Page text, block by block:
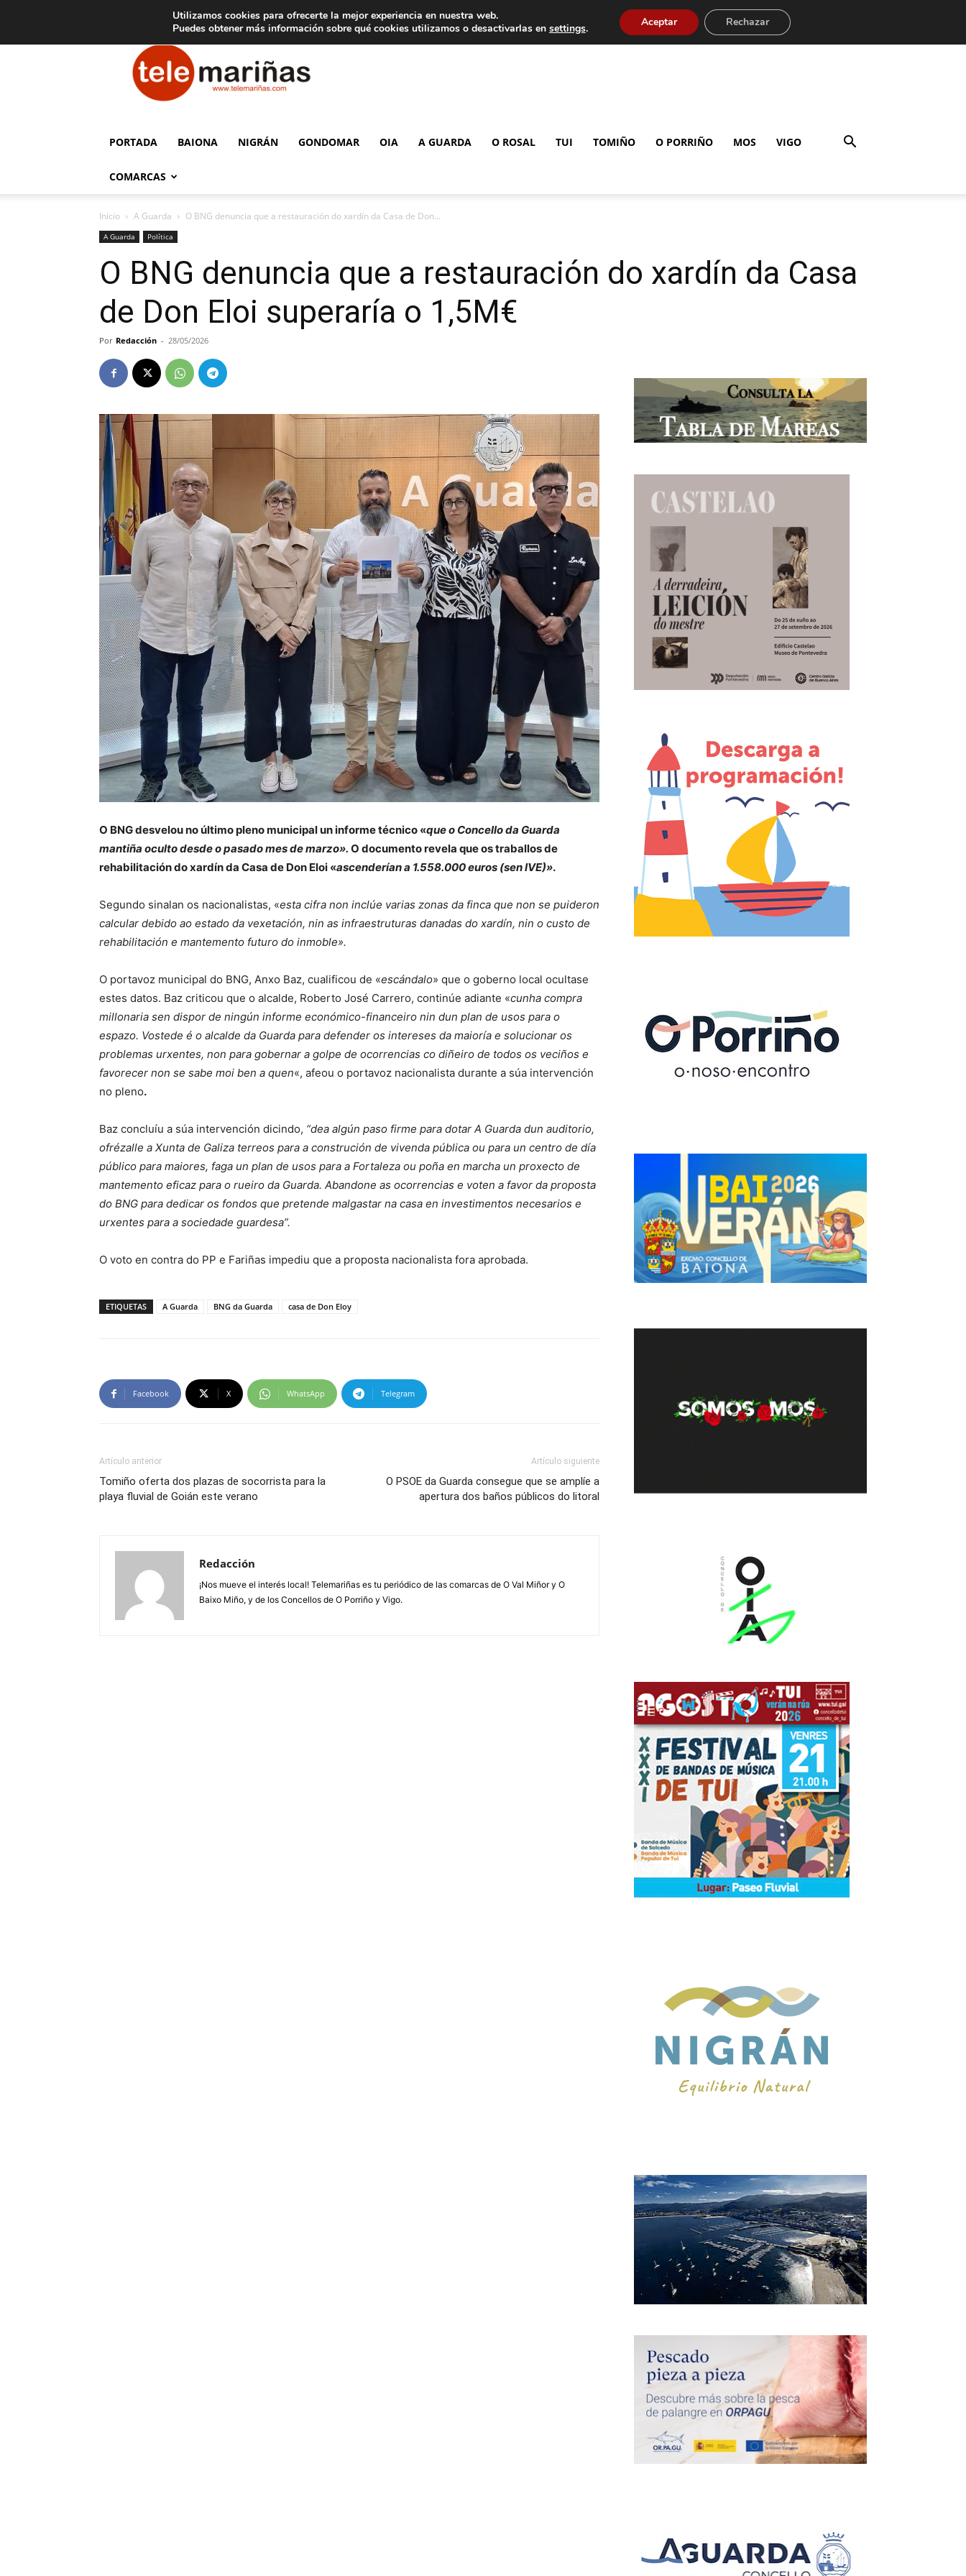
Aviso legal Tarifas de publicidad
Telemariñas
PORTADA BAIONA NIGRÁN GONDOMAR OIA A GUARDA O ROSAL TUI TOMIÑO O PORRIÑO MOS VIGO
COMARCAS
Inicio A Guarda O BNG denuncia que a restauración do xardín da Casa de Don...
A Guarda Política
O BNG denuncia que a restauración do xardín da Casa
de Don Eloi superaría o 1,5M€
Por Redacción - 28/05/2026
O BNG desvelou no último pleno municipal un informe técnico «que o Concello da Guarda
mantiña oculto desde o pasado mes de marzo». O documento revela que os traballos de
rehabilitación do xardín da Casa de Don Eloi «ascenderían a 1.558.000 euros (sen IVE)».
Segundo sinalan os nacionalistas, «esta cifra non inclúe varias zonas da finca que non se puideron
calcular debido ao estado da vexetación, nin as infraestruturas danadas do xardín, nin o custo de
rehabilitación e mantemento futuro do inmoble».
O portavoz municipal do BNG, Anxo Baz, cualificou de «escándalo» que o goberno local ocultase
estes datos. Baz criticou que o alcalde, Roberto José Carrero, continúe adiante «cunha compra
millonaria sen dispor de ningún informe económico-financeiro nin dun plan de usos para o
espazo. Vostede é o alcalde da Guarda para defender os intereses da maioría e solucionar os
problemas urxentes, non para gobernar a golpe de ocorrencias co diñeiro de todos os veciños e
favorecer non se sabe moi ben a quen«, afeou o portavoz nacionalista durante a súa intervención
no pleno.
Baz concluíu a súa intervención dicindo, “dea algún paso firme para dotar A Guarda dun auditorio,
ofrézalle a Xunta de Galiza terreos para a construción de vivenda pública ou para un centro de día
público para maiores, faga un plan de usos para a Fortaleza ou poña en marcha un proxecto de
mantemento eficaz para o rueiro da Guarda. Abandone as ocorrencias e voten a favor da proposta
do BNG para dedicar os fondos que pretende malgastar na casa en investimentos necesarios e
urxentes para a sociedade guardesa”.
O voto en contra do PP e Fariñas impediu que a proposta nacionalista fora aprobada.
ETIQUETAS A Guarda BNG da Guarda casa de Don Eloy
Facebook X WhatsApp Telegram
Artículo anterior
Tomiño oferta dos plazas de socorrista para la
playa fluvial de Goián este verano
Artículo siguiente
O PSOE da Guarda consegue que se amplíe a
apertura dos baños públicos do litoral
Redacción
¡Nos mueve el interés local! Telemariñas es tu periódico de las comarcas de O Val Miñor y O
Baixo Miño, y de los Concellos de O Porriño y Vigo.
Utilizamos cookies para ofrecerte la mejor experiencia en nuestra web.
Puedes obtener más información sobre qué cookies utilizamos o desactivarlas en settings. Aceptar Rechazar